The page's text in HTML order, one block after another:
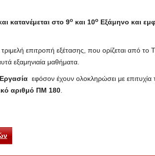
κατανέμεται στο 9οκαι 10οΕξάμηνο και
επιτροπή εξέτασης, που ορίζεται από το
εξαμηνιαία μαθήματα.
εφόσον έχουν ολοκληρώσει με επιτυχία
αριθμό ΠΜ 180.